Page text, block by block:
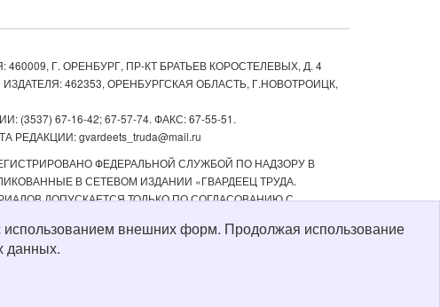
Г. ОРЕНБУРГ, ПР-КТ БРАТЬЕВ КОРОСТЕЛЕВЫХ, Д. 4
462353, ОРЕНБУРГСКАЯ ОБЛАСТЬ, Г.НОВОТРОИЦК,
(3537) 67-16-42; 67-57-74. ФАКС: 67-55-51.
РЕДАКЦИИ: gvardeets_truda@mail.ru
ФЕДЕРАЛЬНОЙ СЛУЖБОЙ ПО НАДЗОРУ В
В СЕТЕВОМ ИЗДАНИИ «ГВАРДЕЕЦ ТРУДА.
ДОПУСКАЕТСЯ ТОЛЬКО ПО СОГЛАСОВАНИЮ С
ДЕТЕЙ СТАРШЕ 16 ЛЕТ.
использованием внешних форм. Продолжая использование
данных.